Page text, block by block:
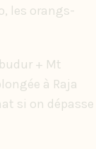
les orangs-
+ Mt
à Raja
si on dépasse